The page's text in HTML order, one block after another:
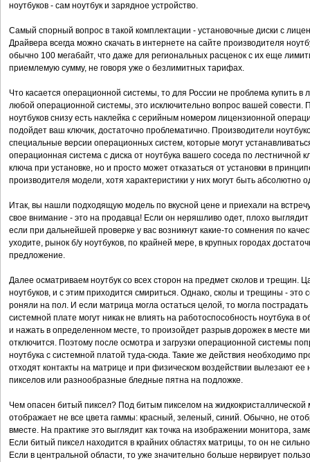
ноутбуков - сам ноутбук и зарядное устройство.
Самый спорный вопрос в такой комплектации - установочные диски с
Драйвера всегда можно скачать в интернете на сайте производителя
обычно 100 мегабайт, что даже для региональных расценок с их еще
приемлемую сумму, не говоря уже о безлимитных тарифах.
Что касается операционной системы, то для России не проблема купить
любой операционной системы, это исключительно вопрос вашей совести.
ноутбуков снизу есть наклейка с серийным номером лицензионной
подойдет ваш ключик, достаточно проблематично. Производители
специальные версии операционных систем, которые могут
операционная система с диска от ноутбука вашего соседа по лестничной
ключа при установке, но и просто может отказаться от установки в
производителя модели, хотя характеристики у них могут быть абсолютно
Итак, вы нашли подходящую модель по вкусной цене и приехали на
свое внимание - это на продавца! Если он неряшливо одет, плохо
если при дальнейшей проверке у вас возникнут какие-то сомнения по
уходите, рынок б/у ноутбуков, по крайней мере, в крупных городах
предложение.
Далее осматриваем ноутбук со всех сторон на предмет сколов и трещин.
ноутбуков, и с этим приходится смириться. Однако, сколы и трещины - это
роняли на пол. И если матрица могла остаться целой, то могла
системной плате могут никак не влиять на работоспособность ноутбука в
и нажать в определенном месте, то произойдет разрыв дорожек в месте
отключится. Поэтому после осмотра и загрузки операционной системы
ноутбука с системной платой туда-сюда. Такие же действия необходимо
отходят контакты на матрице и при физическом воздействии вылезают
пикселов или разнообразные бледные пятна на подложке.
Чем опасен битый пиксел? Под битым пикселом на
отображает не все цвета гаммы: красный, зеленый, синий. Обычно, не
вместе. На практике это выглядит как точка на изображении монитора,
Если битый пиксел находится в крайних областях матрицы, то он не
Если в центральной области, то уже значительно больше нервирует